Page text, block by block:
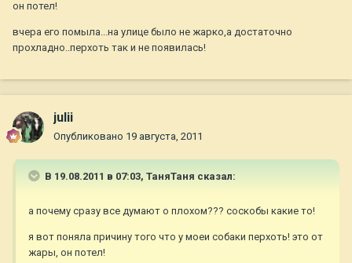
он потел!
вчера его помыла...на улице было не жарко,а достаточно
прохладно..перхоть так и не появилась!
julii
Опубликовано 19 августа, 2011
В 19.08.2011 в 07:03, ТаняТаня сказал:
а почему сразу все думают о плохом??? соскобы какие то!
я вот поняла причину того что у моеи собаки перхоть! это от
жары, он потел!